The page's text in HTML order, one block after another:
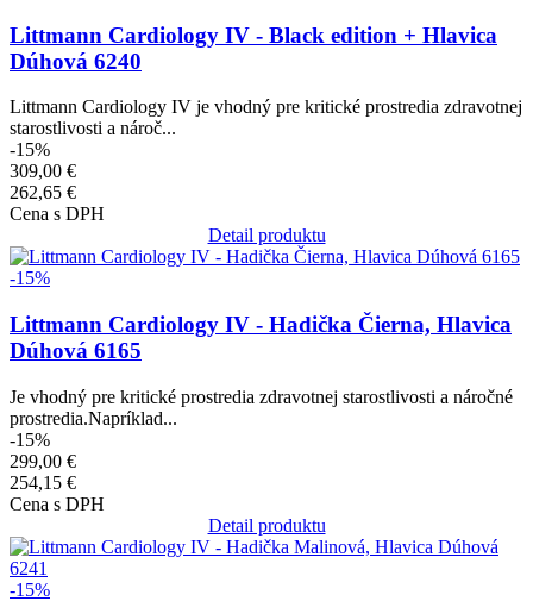
Littmann Cardiology IV - Black edition + Hlavica
Dúhová 6240
Littmann Cardiology IV je vhodný pre kritické prostredia zdravotnej
starostlivosti a nároč...
-15%
309,00 €
262,65 €
Cena s DPH
Detail produktu
Obrázok
-15%
Littmann Cardiology IV - Hadička Čierna, Hlavica
Dúhová 6165
Je vhodný pre kritické prostredia zdravotnej starostlivosti a náročné
prostredia.Napríklad...
-15%
299,00 €
254,15 €
Cena s DPH
Detail produktu
Obrázok
-15%